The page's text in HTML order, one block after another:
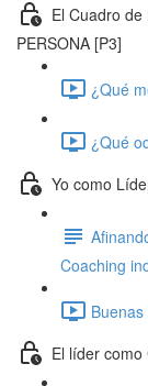
El Cuadro
PERSONA [P3]
¿Qué
¿Qué
Yo como
Coaching
El líder como